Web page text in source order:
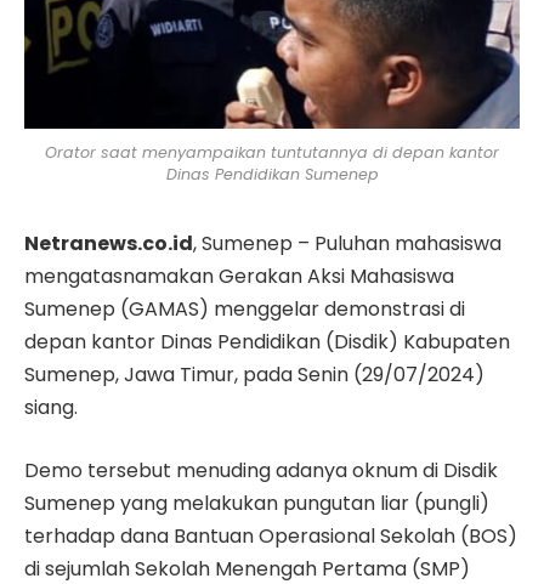
Orator saat menyampaikan tuntutannya di depan kantor
Dinas Pendidikan Sumenep
Netranews.co.id, Sumenep – Puluhan mahasiswa
mengatasnamakan Gerakan Aksi Mahasiswa
Sumenep (GAMAS) menggelar demonstrasi di
depan kantor Dinas Pendidikan (Disdik) Kabupaten
Sumenep, Jawa Timur, pada Senin (29/07/2024)
siang.
Demo tersebut menuding adanya oknum di Disdik
Sumenep yang melakukan pungutan liar (pungli)
terhadap dana Bantuan Operasional Sekolah (BOS)
di sejumlah Sekolah Menengah Pertama (SMP)